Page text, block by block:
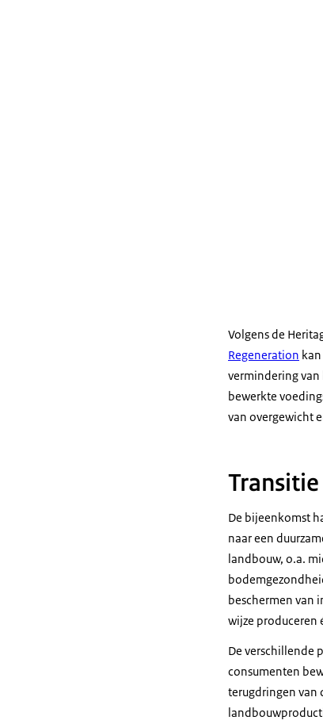
Volgens de
Regeneration
vermindering van
bewerkte
van overgewicht
De bijeenkomst
naar een
landbouw, o.a.
beschermen van
wijze produceren
De verschillende
consumenten
terugdringen van